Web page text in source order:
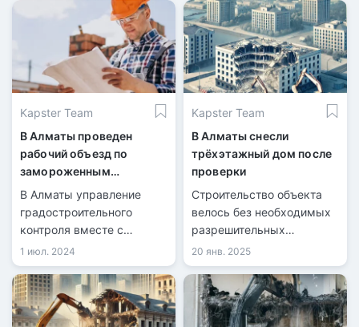
выделении 11,3 млрд
тенге на строительство
2377 квартир в области.
таунхаусы, собрали
деньги с граждан, но так
и не приступили к
строительству.
Kapster Team
В Алматы проведен
рабочий объезд по
замороженным
строительным объектам
В Алматы управление
градостроительного
контроля вместе с
депутатами городского
маслихата провели
осмотр текущего
состояния долгостроев в
Алмалинском районе. В
1 июл. 2024
Kapster Team
В Алматы снесли
трёхэтажный дом после
проверки
Строительство объекта
велось без необходимых
разрешительных
документов.
20 янв. 2025